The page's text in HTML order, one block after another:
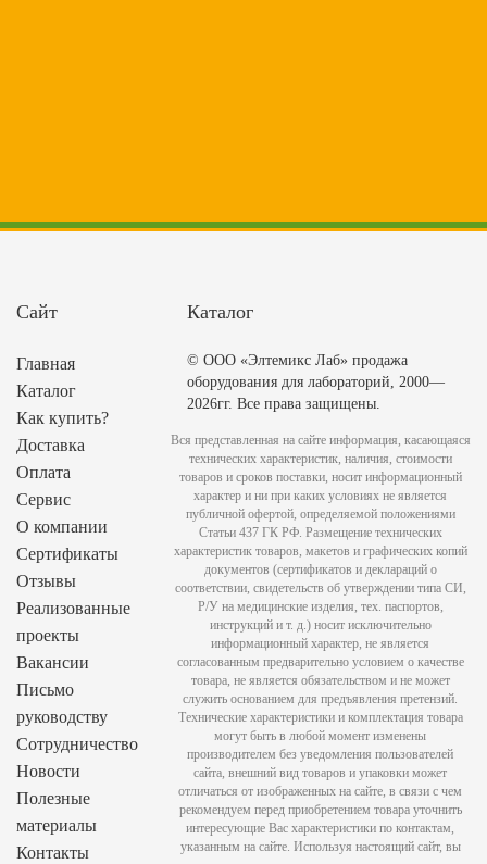
Сайт
Главная
Каталог
Как купить?
Доставка
Оплата
Сервис
О компании
Сертификаты
Отзывы
Реализованные
проекты
Вакансии
Письмо
руководству
Сотрудничество
Новости
Полезные
материалы
Контакты
Каталог
© ООО «Элтемикс Лаб» продажа
оборудования для лабораторий, 2000—
2026гг. Все права защищены.
Вся представленная на сайте информация, касающаяся
технических характеристик, наличия, стоимости
товаров и сроков поставки, носит информационный
характер и ни при каких условиях не является
публичной офертой, определяемой положениями
Статьи 437 ГК РФ. Размещение технических
характеристик товаров, макетов и графических копий
документов (сертификатов и деклараций о
соответствии, свидетельств об утверждении типа СИ,
Р/У на медицинские изделия, тех. паспортов,
инструкций и т. д.) носит исключительно
информационный характер, не является
согласованным предварительно условием о качестве
товара, не является обязательством и не может
служить основанием для предъявления претензий.
Технические характеристики и комплектация товара
могут быть в любой момент изменены
производителем без уведомления пользователей
сайта, внешний вид товаров и упаковки может
отличаться от изображенных на сайте, в связи с чем
рекомендуем перед приобретением товара уточнить
интересующие Вас характеристики по контактам,
указанным на сайте. Используя настоящий сайт, вы